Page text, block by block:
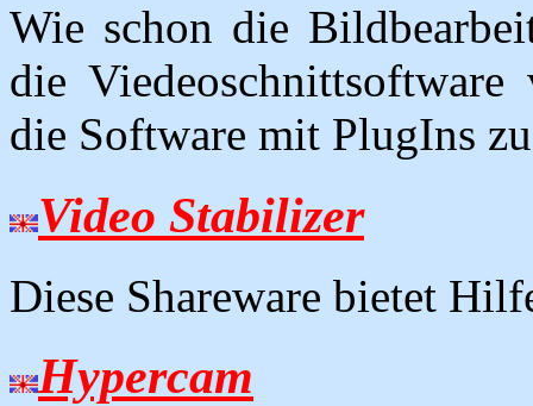
Wie schon die
die
die Software mit PlugIns
Video Stabilizer
Diese Shareware bietet
Hypercam